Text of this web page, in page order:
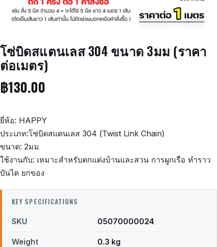
โซ่บิดสแตนเลส 304 ขนาด 3มม (ราคา
ต่อเมตร)
฿130.00
ยี่ห้อ: HAPPY
ประเภท:โซ่บิดสแตนเลส 304 (Twist Link Chain)
ขนาด: 2มม
ใช้งานกับ: เหมาะสำหรับตกแต่งบ้านและสวน การผูกเรือ ทำราว
บันได ยกของ
KEY SPECIFICATIONS
SKU 05070000024
Weight 0.3 kg